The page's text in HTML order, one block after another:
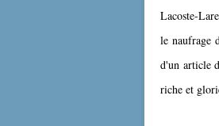
Lacoste-
le naufrage
d'un article
riche et